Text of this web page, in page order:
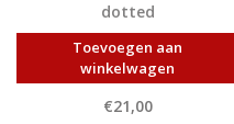
dotted
Toevoegen aan
winkelwagen
€21,00